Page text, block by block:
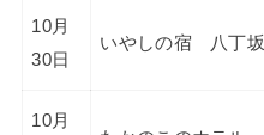
10月
30日
いやしの宿 八丁坂
10月